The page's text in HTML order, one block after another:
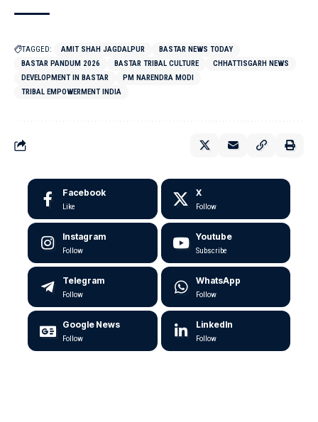
TAGGED: AMIT SHAH JAGDALPUR
BASTAR NEWS TODAY
BASTAR PANDUM 2026
BASTAR TRIBAL CULTURE
CHHATTISGARH NEWS
DEVELOPMENT IN BASTAR
PM NARENDRA MODI
TRIBAL EMPOWERMENT INDIA
Facebook
Like
X
Follow
Instagram
Follow
Youtube
Subscribe
Telegram
Follow
WhatsApp
Follow
Google News
Follow
LinkedIn
Follow